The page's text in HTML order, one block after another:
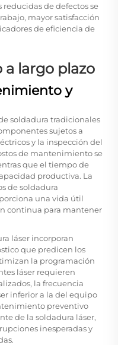
reducidas de defectos se
mayor satisfacción
de eficiencia de
largo plazo
y
soldadura tradicionales
sujetos a
y la inspección del
de mantenimiento se
que el tiempo de
productiva. La
de soldadura
una vida útil
continua para mantener
láser incorporan
que predicen los
la programación
láser requieren
la frecuencia
inferior a la del equipo
preventivo
de la soldadura láser,
inesperadas y